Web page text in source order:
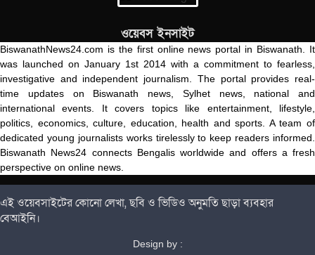
ওয়েবস ইনসাইট
BiswanathNews24.com is the first online news portal in Biswanath. It
was launched on January 1st 2014 with a commitment to fearless,
investigative and independent journalism. The portal provides real-
time updates on Biswanath news, Sylhet news, national and
international events. It covers topics like entertainment, lifestyle,
politics, economics, culture, education, health and sports. A team of
dedicated young journalists works tirelessly to keep readers informed.
Biswanath News24 connects Bengalis worldwide and offers a fresh
perspective on online news.
এই ওয়েবসাইটের কোনো লেখা, ছবি ও ভিডিও অনুমতি ছাড়া ব্যবহার
বেআইনি।
Design by :